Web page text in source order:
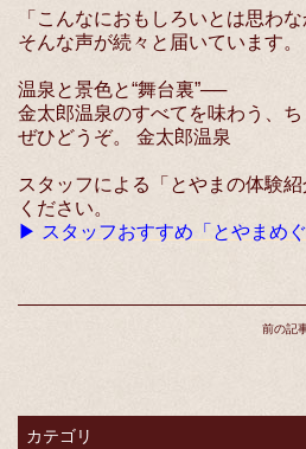
「こんなにおもしろいとは思わな
そんな声が続々と届いています。
温泉と景色と“舞台裏”──
金太郎温泉のすべてを味わう、
ぜひどうぞ。 金太郎温泉
スタッフによる「とやまの体験
ください。
▶ スタッフおすすめ「とやまめ
前の記
カテゴリ